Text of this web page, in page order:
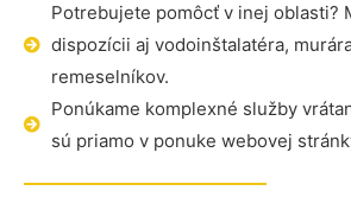
Potrebujete pomôcť v inej oblasti?
dispozícii aj vodoinštalatéra,
remeselníkov.
Ponúkame komplexné služby
sú priamo v ponuke webovej